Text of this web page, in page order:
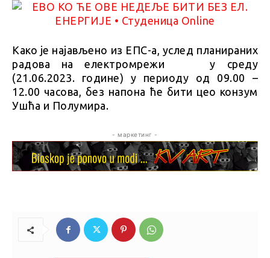
Како је најављено из ЕПС-а, услед планираних
радова на електромрежи у среду
(21.06.2023. године) у периоду од 09.00 –
12.00 часова, без напона ће бити цео конзум
Ушћа и Полумира.
- маркетинг -